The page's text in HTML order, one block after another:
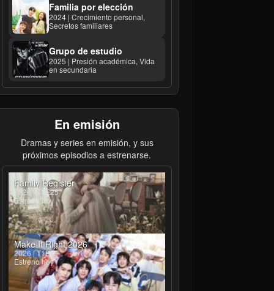
Familia por elección
2024 | Crecimiento personal,
Secretos familiares
Grupo de estudio
2025 | Presión académica, Vida
en secundaria
En emisión
Dramas y series en emisión, y sus
próximos episodios a estrenarse.
Family Register
2026 | T1E25
Estreno hoy
Make It Right 2026
2026 | T1E4
Estreno hoy